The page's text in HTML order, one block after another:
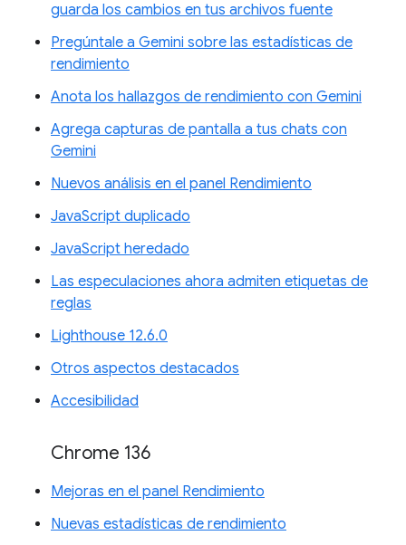
guarda los cambios en tus archivos fuente
Pregúntale a Gemini sobre las estadísticas de
rendimiento
Anota los hallazgos de rendimiento con Gemini
Agrega capturas de pantalla a tus chats con
Gemini
Nuevos análisis en el panel Rendimiento
JavaScript duplicado
JavaScript heredado
Las especulaciones ahora admiten etiquetas de
reglas
Lighthouse 12.6.0
Otros aspectos destacados
Accesibilidad
Chrome 136
Mejoras en el panel Rendimiento
Nuevas estadísticas de rendimiento